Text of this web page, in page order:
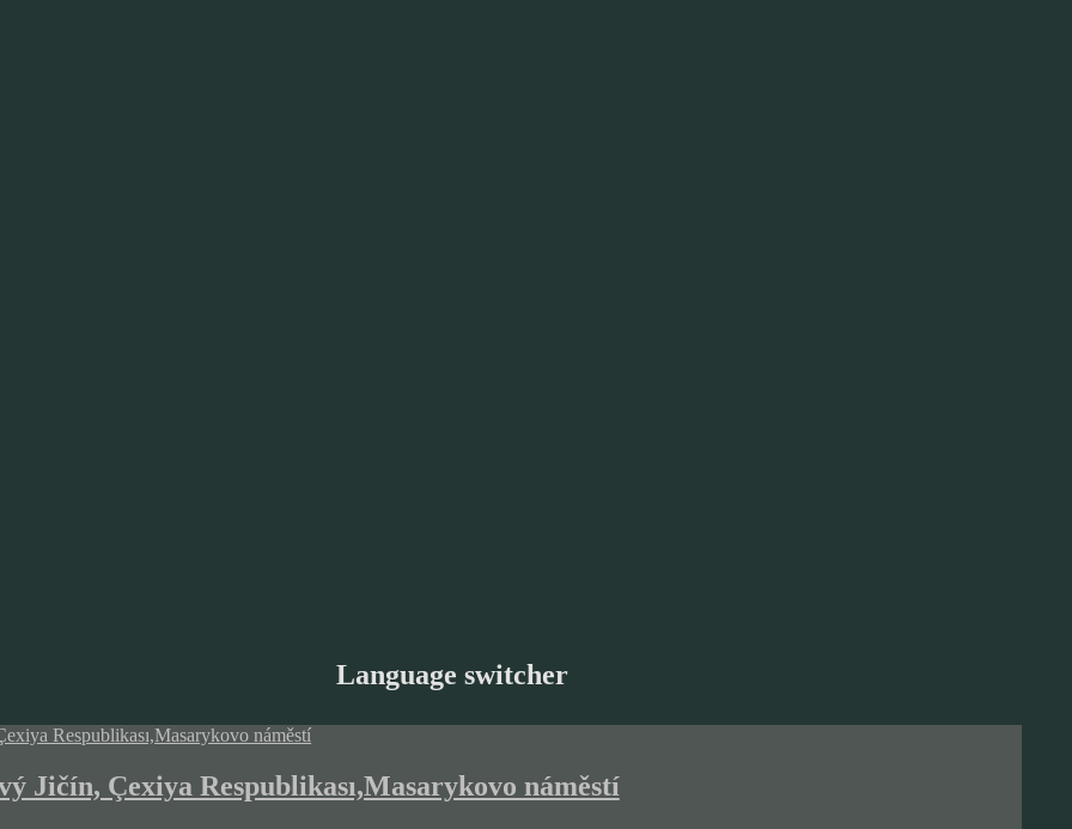
Language switcher
Jičín, Çexiya Respublikası,Masarykovo náměstí